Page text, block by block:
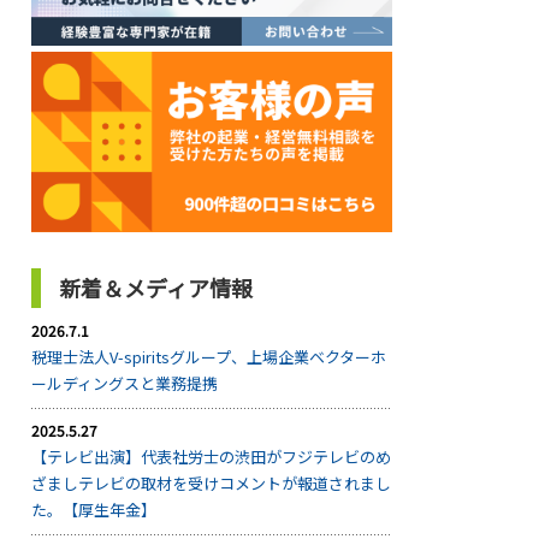
新着＆メディア情報
2026.7.1
税理士法人V-spiritsグループ、上場企業ベクターホ
ールディングスと業務提携
2025.5.27
【テレビ出演】代表社労士の渋田がフジテレビのめ
ざましテレビの取材を受けコメントが報道されまし
た。【厚生年金】